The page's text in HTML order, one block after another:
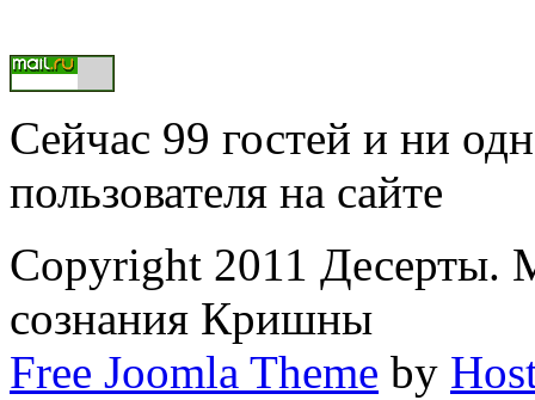
Сейчас 99 гостей и ни
пользователя на сайте
Copyright 2011 Десерты.
сознания Кришны
Free Joomla Theme by